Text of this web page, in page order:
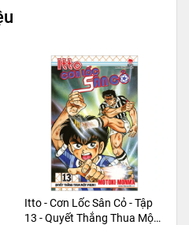
Minh Thắng
Học
x 2 cm
Itto - Cơn Lốc Sân Cỏ - Tập
13 - Quyết Thắng Thua Một